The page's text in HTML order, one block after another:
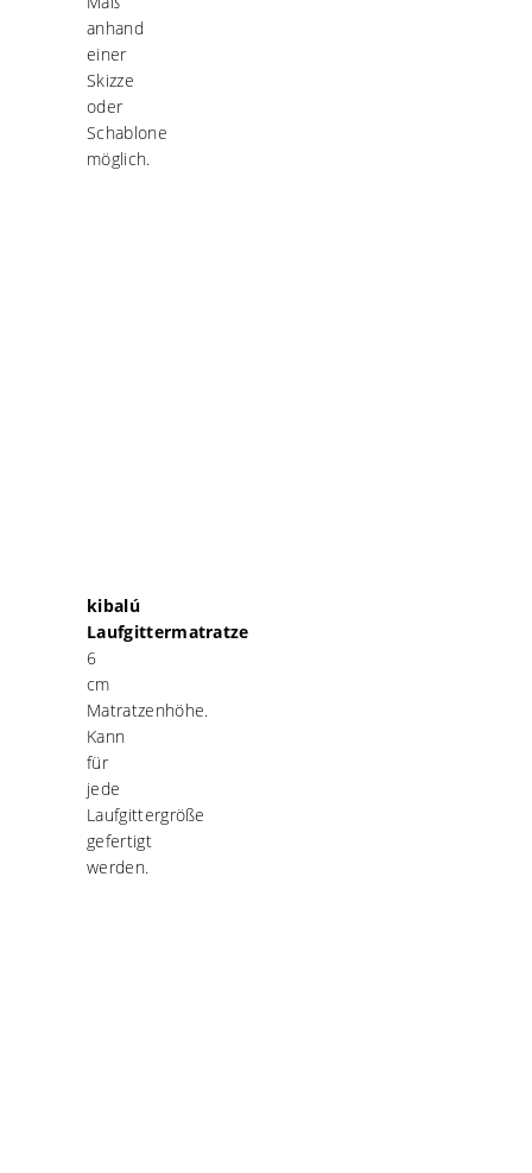
anhand
einer
Skizze
oder
Schablone
möglich.
kibalú
Laufgittermatratze
6
cm
Matratzenhöhe.
Kann
für
jede
Laufgittergröße
gefertigt
werden.